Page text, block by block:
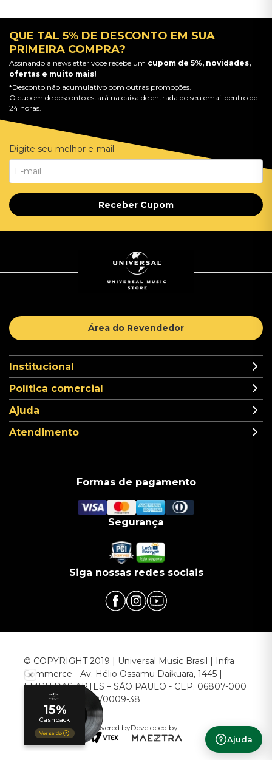
Ajuda
QUE TAL 5% DE DESCONTO EM SUA
PRIMEIRA COMPRA?
Assinando a newsletter você recebe um cupom de 5%, novidades,
ofertas e muito mais!
*Desconto não acumulativo com outras promoções.
O cupom de desconto estará na caixa de entrada do seu email dentro de
24 horas.
Digite seu melhor e-mail
Receber Cupom
Área do Revendedor
Institucional
Política comercial
Ajuda
Atendimento
Formas de pagamento
Segurança
Siga nossas redes sociais
© COPYRIGHT 2019 | Universal Music Brasil | Infra
Commerce - Av. Hélio Ossamu Daikuara, 1445 |
EMBU DAS ARTES – SÃO PAULO - CEP: 06807-000
CNPJ: 00.952.789/0009-38
Powered byDeveloped by